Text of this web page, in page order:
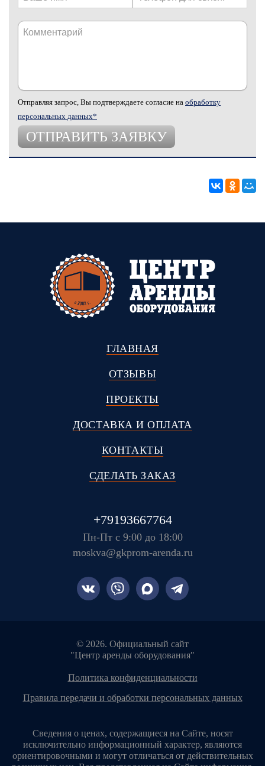
Отправляя запрос, Вы подтверждаете согласие на обработку
персональных данных*
ГЛАВНАЯ
ОТЗЫВЫ
ПРОЕКТЫ
ДОСТАВКА И ОПЛАТА
КОНТАКТЫ
СДЕЛАТЬ ЗАКАЗ
+79193667764
Пн-Пт с 9:00 до 18:00
moskva@gkprom-arenda.ru
© 2026. Официальный сайт
"Центр аренды оборудования"
политика конфиденциальности
правила передачи и обработки персональных данных
Сведения о ценах, содержащиеся на Сайте, носят
исключительно информационный характер, являются
ориентировочными и могут отличаться от действительных